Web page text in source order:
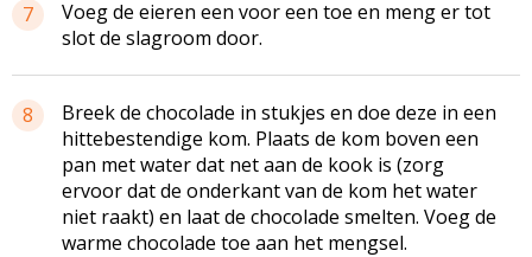
7
Voeg de eieren een voor een toe en meng er tot
slot de slagroom door.
8
Breek de chocolade in stukjes en doe deze in een
hittebestendige kom. Plaats de kom boven een
pan met water dat net aan de kook is (zorg
ervoor dat de onderkant van de kom het water
niet raakt) en laat de chocolade smelten. Voeg de
warme chocolade toe aan het mengsel.